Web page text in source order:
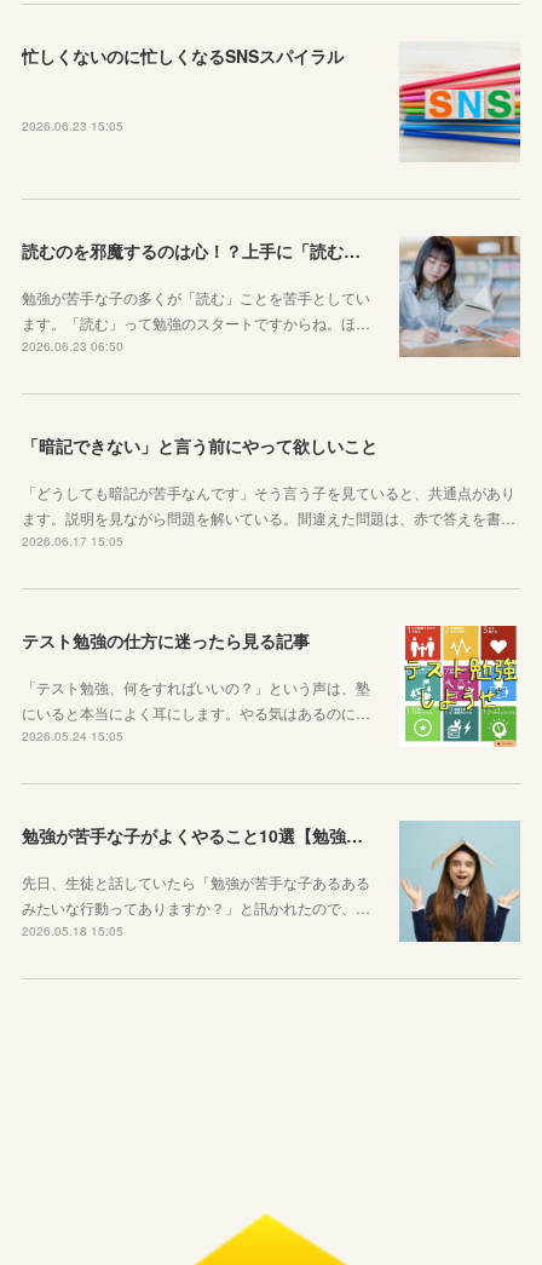
忙しくないのに忙しくなるSNSスパイラル
2026.06.23 15:05
読むのを邪魔するのは心！？上手に「読む」ための気持ちの対処法
勉強が苦手な子の多くが「読む」ことを苦手としてい
ます。「読む」って勉強のスタートですからね。ほ…
2026.06.23 06:50
「暗記できない」と言う前にやって欲しいこと
「どうしても暗記が苦手なんです」そう言う子を見ていると、共通点があり
ます。説明を見ながら問題を解いている。間違えた問題は、赤で答えを書…
2026.06.17 15:05
テスト勉強の仕方に迷ったら見る記事
「テスト勉強、何をすればいいの？」という声は、塾
にいると本当によく耳にします。やる気はあるのに…
2026.05.24 15:05
勉強が苦手な子がよくやること10選【勉強苦手あるある】
先日、生徒と話していたら「勉強が苦手な子あるある
みたいな行動ってありますか？」と訊かれたので、…
2026.05.18 15:05